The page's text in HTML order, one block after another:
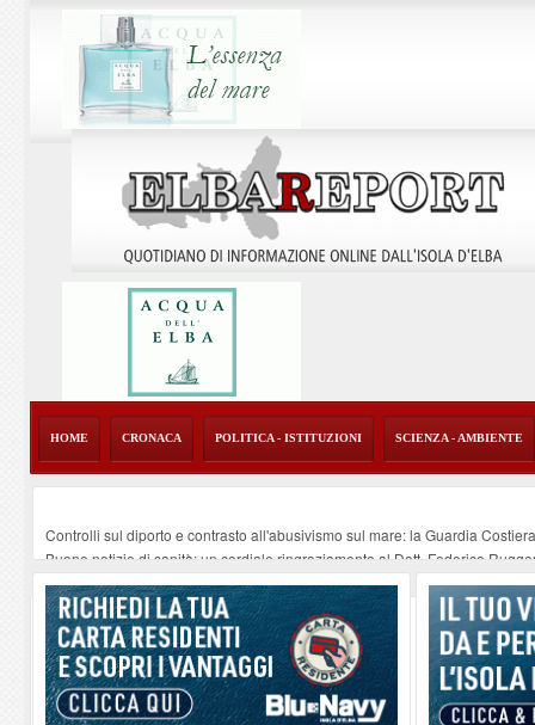
HOME CRONACA POLITICA - ISTITUZIONI SCIENZA - AMBIENTE
Controlli sul diporto e contrasto all'abusivismo sul mare: la Guardia
Buone notizie di sanità: un cordiale ringraziamento al Dott. Federico
Altiero Spinelli e Ursula Hirschmann all'Elba: riaffiora una testimonianza
Capoliveri, potenziata la pulizia dei bordi stradali -07-08-2026
Marina di Campo tra i porti interessati dal nuovo piano dell'Autorità